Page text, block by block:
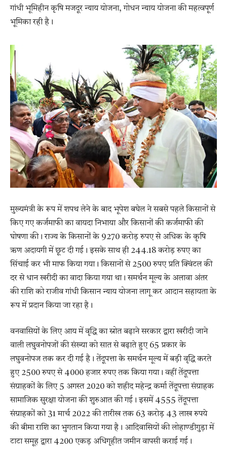
गांधी भूमिहीन कृषि मजदूर न्याय योजना, गोधन न्याय योजना की महत्वपूर्ण
भूमिका रही है।
मुख्यमंत्री के रूप में शपथ लेने के बाद भूपेश बघेल ने सबसे पहले किसानों से
किए गए कर्जमाफी का वायदा निभाया और किसानों की कर्जमाफी की
घोषणा की। राज्य के किसानों के 9270 करोड़ रुपए से अधिक के कृषि
ऋण अदायगी में छूट दी गई। इसके साथ ही 244.18 करोड़ रुपए का
सिंचाई कर भी माफ किया गया। किसानों से 2500 रुपए प्रति क्विंटल की
दर से धान खरीदी का वादा किया गया था। समर्थन मूल्य के अलावा अंतर
की राशि को राजीव गांधी किसान न्याय योजना लागू कर आदान सहायता के
रूप में प्रदान किया जा रहा है।
वनवासियों के लिए आय में वृद्धि का स्रोत बढ़ाने सरकार द्वारा खरीदी जाने
वाली लघुवनोपजों की संख्या को सात से बढ़ाते हुए 65 प्रकार के
लघुवनोपज तक कर दी गई है। तेंदूपत्ता के समर्थन मूल्य में बड़ी वृद्धि करते
हुए 2500 रुपए से 4000 हजार रुपए तक किया गया। वहीं तेंदूपत्ता
संग्राहकों के लिए 5 अगस्त 2020 को शहीद महेन्द्र कर्मा तेंदूपत्ता संग्राहक
सामाजिक सुरक्षा योजना की शुरुआत की गई। इसमें 4555 तेंदूपत्ता
संग्राहकों को 31 मार्च 2022 की तारीख तक 63 करोड़ 43 लाख रुपये
की बीमा राशि का भुगतान किया गया है। आदिवासियों की लोहाण्डीगुड़ा में
टाटा समूह द्वारा 4200 एकड़ अधिगृहीत जमीन वापसी कराई गई।